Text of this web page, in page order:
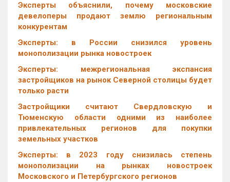
Эксперты объяснили, почему московские
девелоперы продают землю региональным
конкурентам
Эксперты: в России снизился уровень
монополизации рынка новостроек
Эксперты: межрегиональная экспансия
застройщиков на рынок Северной столицы будет
только расти
Застройщики считают Свердловскую и
Тюменскую области одними из наиболее
привлекательных регионов для покупки
земельных участков
Эксперты: в 2023 году снизилась степень
монополизации на рынках новостроек
Московского и Петербургского регионов